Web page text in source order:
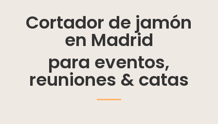
Cortador de jamón
en Madrid
para eventos,
reuniones & catas